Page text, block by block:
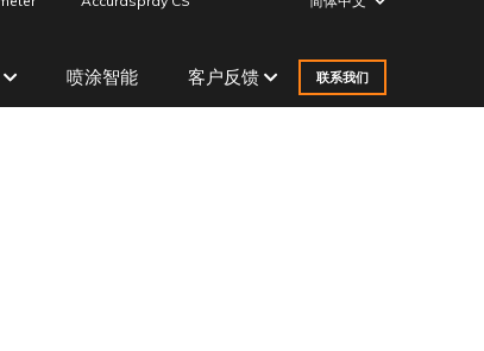
喷涂智能 客户反馈 联系我们